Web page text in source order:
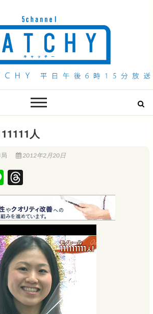
Headline
人
2012年2月20日
i
n
e
h
r
e
a
d
s